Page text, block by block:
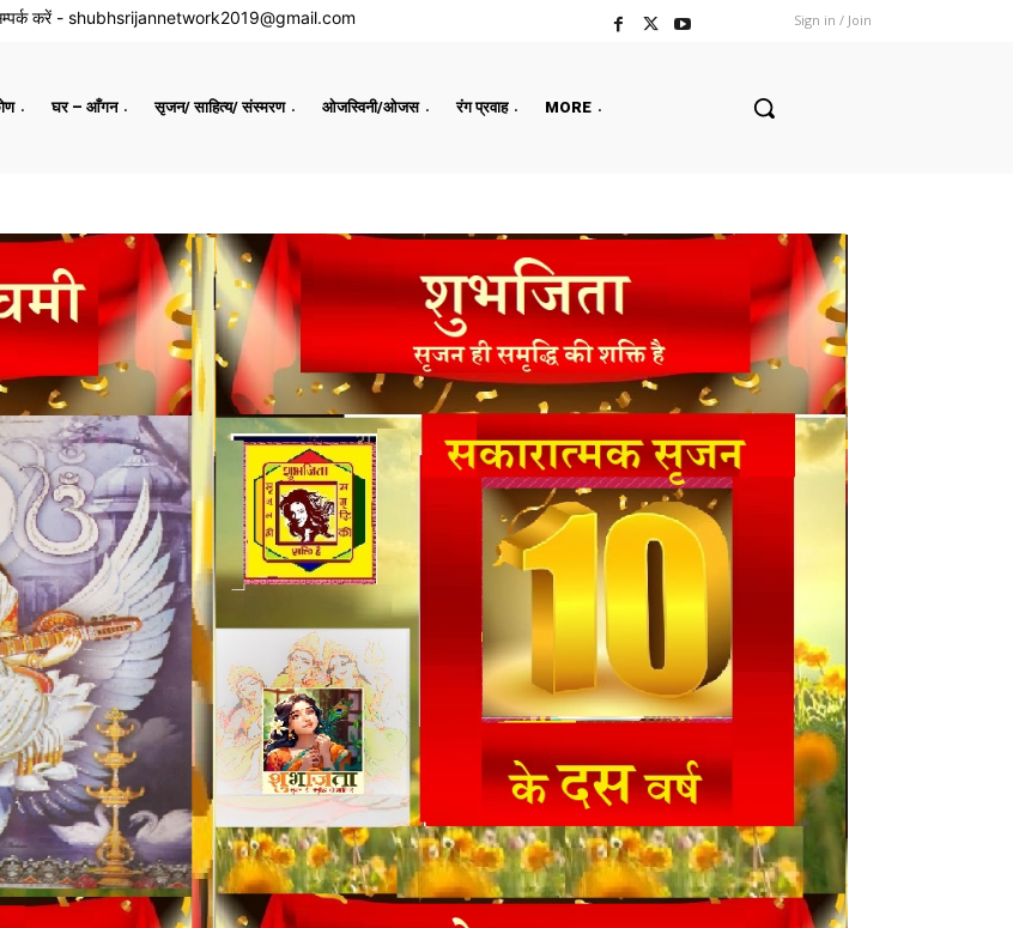
करें - shubhsrijannetwork2019@gmail.com Sign in / Join
घर – आँगन सृजन/ साहित्य/ संस्मरण ओजस्विनी/ओजस रंग प्रवाह MORE